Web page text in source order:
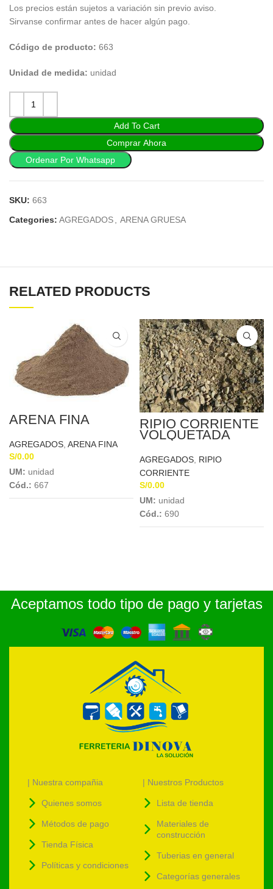
Los precios están sujetos a variación sin previo aviso.
Sirvanse confirmar antes de hacer algún pago.
Código de producto: 663
Unidad de medida: unidad
Add To Cart
Comprar Ahora
Ordenar Por Whatsapp
SKU: 663
Categories: AGREGADOS ARENA GRUESA
RELATED PRODUCTS
ARENA FINA
AGREGADOS, ARENA FINA
S/0.00
UM: unidad
Cód.: 667
RIPIO CORRIENTE
VOLQUETADA
AGREGADOS RIPIO
CORRIENTE
S/0.00
UM: unidad
Cód.: 690
Aceptamos todo tipo de pago y tarjetas
| Nuestra compañia
Quienes somos
Métodos de pago
Tienda Física
Políticas y condiciones
| Nuestros Productos
Lista de tienda
Materiales de
construcción
Tuberias en general
Categorías generales